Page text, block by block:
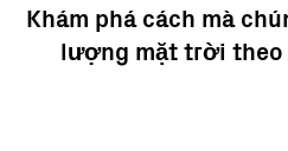
Khám phá cách mà
lượng mặt trời